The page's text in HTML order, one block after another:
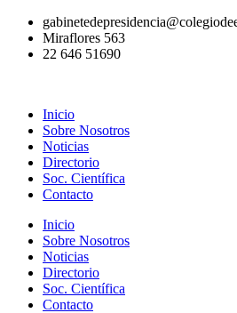
contenido
Miraflores 563
22 646 51690
Inicio
Sobre Nosotros
Noticias
Directorio
Soc. Científica
Contacto
Inicio
Sobre Nosotros
Noticias
Directorio
Soc. Científica
Contacto